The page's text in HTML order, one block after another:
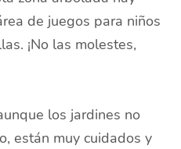
de juegos para niños
¡No las molestes,
los jardines no
están muy cuidados y